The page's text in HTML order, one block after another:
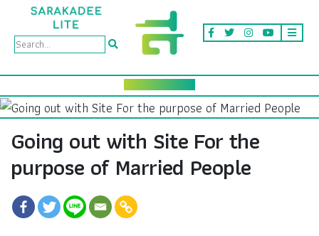
Going out with Site For the
purpose of Married People